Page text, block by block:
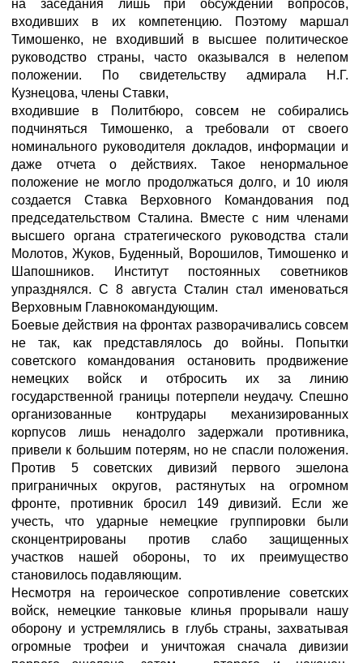
на заседания лишь при обсуждении вопросов,
входивших в их компетенцию. Поэтому маршал
Тимошенко, не входивший в высшее политическое
руководство страны, часто оказывался в нелепом
положении. По свидетельству адмирала Н.Г.
Кузнецова, члены Ставки,
входившие в Политбюро, совсем не собирались
подчиняться Тимошенко, а требовали от своего
номинального руководителя докладов, информации и
даже отчета о действиях. Такое ненормальное
положение не могло продолжаться долго, и 10 июля
создается Ставка Верховного Командования под
председательством Сталина. Вместе с ним членами
высшего органа стратегического руководства стали
Молотов, Жуков, Буденный, Ворошилов, Тимошенко и
Шапошников. Институт постоянных советников
упразднялся. С 8 августа Сталин стал именоваться
Верховным Главнокомандующим.
Боевые действия на фронтах разворачивались совсем
не так, как представлялось до войны. Попытки
советского командования остановить продвижение
немецких войск и отбросить их за линию
государственной границы потерпели неудачу. Спешно
организованные контрудары механизированных
корпусов лишь ненадолго задержали противника,
привели к большим потерям, но не спасли положения.
Против 5 советских дивизий первого эшелона
приграничных округов, растянутых на огромном
фронте, противник бросил 149 дивизий. Если же
учесть, что ударные немецкие группировки были
сконцентрированы против слабо защищенных
участков нашей обороны, то их преимущество
становилось подавляющим.
Несмотря на героическое сопротивление советских
войск, немецкие танковые клинья прорывали нашу
оборону и устремлялись в глубь страны, захватывая
огромные трофеи и уничтожая сначала дивизии